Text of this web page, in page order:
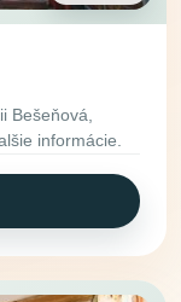
Bešeňová,
informácie.